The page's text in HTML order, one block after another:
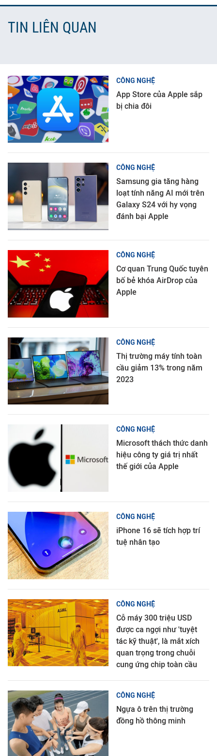
TIN LIÊN QUAN
CÔNG NGHỆ
App Store của Apple sắp
bị chia đôi
CÔNG NGHỆ
Samsung gia tăng hàng
loạt tính năng AI mới trên
Galaxy S24 với hy vọng
đánh bại Apple
CÔNG NGHỆ
Cơ quan Trung Quốc tuyên
bố bẻ khóa AirDrop của
Apple
CÔNG NGHỆ
Thị trường máy tính toàn
cầu giảm 13% trong năm
2023
CÔNG NGHỆ
Microsoft thách thức danh
hiệu công ty giá trị nhất
thế giới của Apple
CÔNG NGHỆ
iPhone 16 sẽ tích hợp trí
tuệ nhân tạo
CÔNG NGHỆ
Cỗ máy 300 triệu USD
được ca ngợi như 'tuyệt
tác kỹ thuật', là mắt xích
quan trọng trong chuỗi
cung ứng chip toàn cầu
CÔNG NGHỆ
Ngựa ô trên thị trường
đồng hồ thông minh